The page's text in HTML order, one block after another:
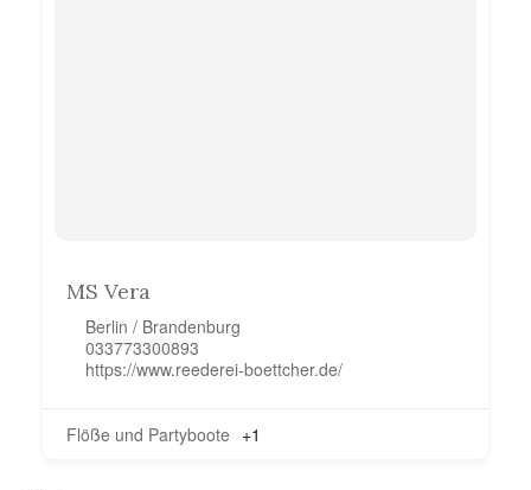
MS Vera
Berlin / Brandenburg
033773300893
https://www.reederei-boettcher.de/
Flöße und Partyboote +1